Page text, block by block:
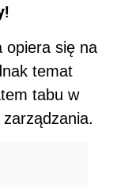
opiera się na
temat
tabu w